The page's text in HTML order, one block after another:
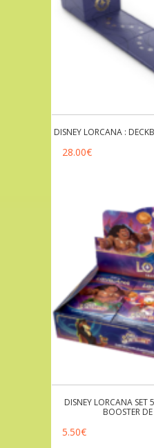
DISNEY LORCANA :
28.00€
DISNEY LORCANA SET
BOOSTER
5.50€